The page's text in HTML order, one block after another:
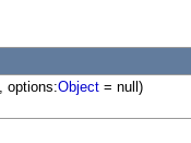
, options:Object = null)